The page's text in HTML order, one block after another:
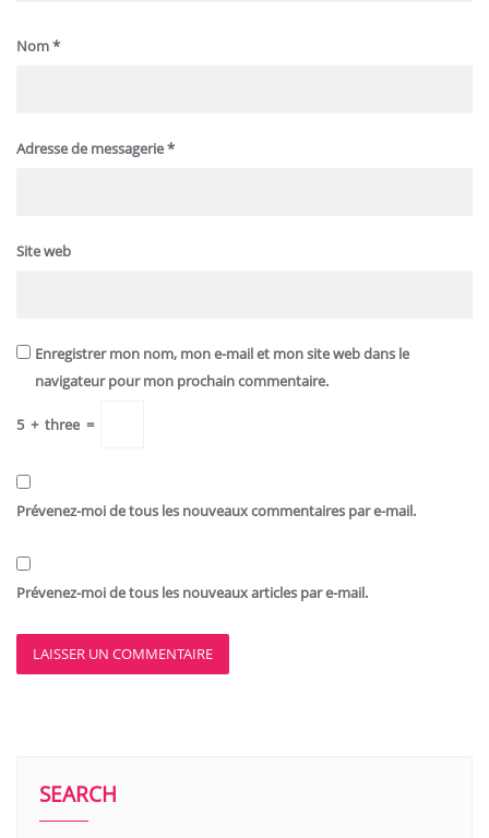
Nom*
Adresse de messagerie*
Site web
Enregistrer mon nom, mon e-mail et mon site web dans le
navigateur pour mon prochain commentaire.
5 + three =
Prévenez-moi de tous les nouveaux commentaires par e-mail.
Prévenez-moi de tous les nouveaux articles par e-mail.
SEARCH